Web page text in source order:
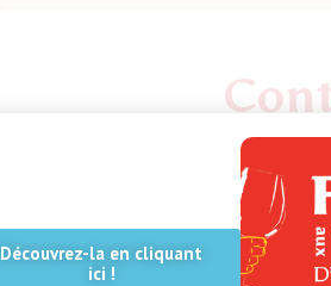
Fermes
Zone artisanale
46120
Découvrez-la en cliquant
ici !